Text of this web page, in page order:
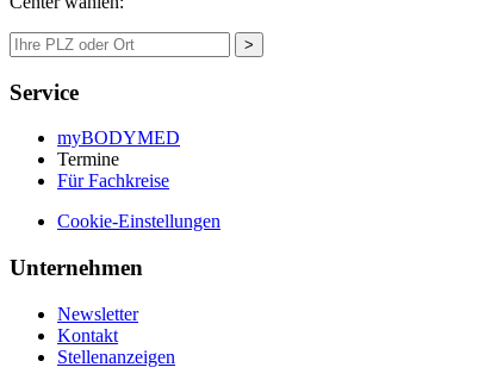
>
Service
myBODYMED
Termine
Für Fachkreise
Cookie-Einstellungen
Unternehmen
Newsletter
Kontakt
Stellenanzeigen